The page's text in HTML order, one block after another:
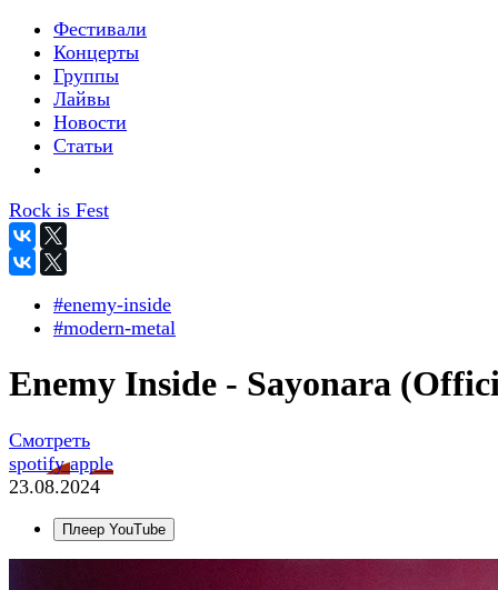
Фестивали
Концерты
Группы
Лайвы
Новости
Статьи
Rock is Fest
#enemy-inside
#modern-metal
Enemy Inside - Sayonara
Смотреть
spotifyapple
23.08.2024
Плеер YouTube